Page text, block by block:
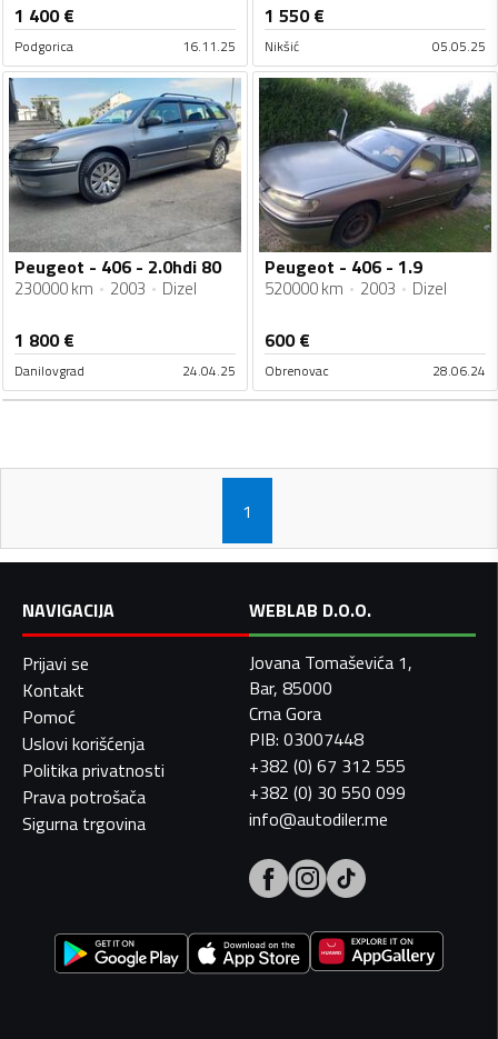
1 400€
Podgorica 16.11.25
1 550€
Nikšić 05.05.25
Peugeot - 406 - 2.0hdi 80
230000 km 2003 Dizel
1 800€
Danilovgrad 24.04.25
Peugeot - 406 - 1.9
520000 km 2003 Dizel
600€
Obrenovac 28.06.24
1
NAVIGACIJA
Prijavi se
Kontakt
Pomoć
Uslovi korišćenja
Politika privatnosti
Prava potrošača
Sigurna trgovina
WEBLAB D.O.O.
Jovana Tomaševića 1,
Bar, 85000
Crna Gora
PIB: 03007448
+382 (0) 67 312 555
+382 (0) 30 550 099
info@autodiler.me